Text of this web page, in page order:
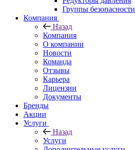
Группы безопасности
Компания
Назад
Компания
О компании
Новости
Команда
Отзывы
Карьера
Лицензии
Документы
Бренды
Акции
Услуги
Назад
Услуги